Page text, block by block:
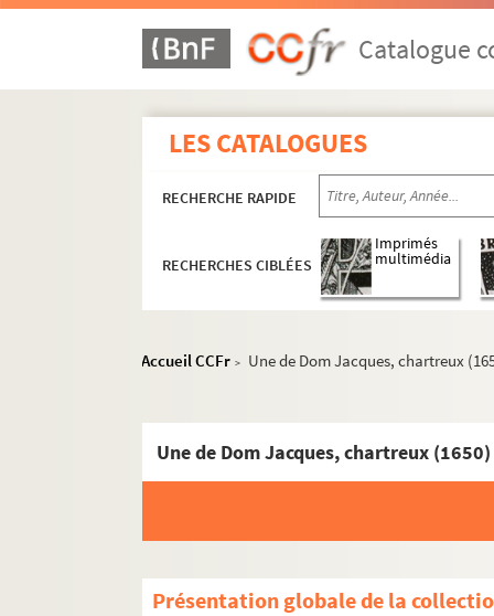
Catalogue
LES CATALOGUES
RECHERCHE RAPIDE
RECHERCHES CIBLÉES
Imprimés
multimédia
Accueil CCFr > Une de Dom Jacques, chartreux
Une de Dom Jacques, chartreux (1650)
Présentation globale de la